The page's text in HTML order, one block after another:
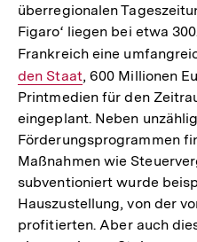
überregionalen
Figaro‘ liegen bei etwa
Frankreich eine
den Staat, 600 Millionen
Printmedien für den
eingeplant. Neben
Förderungsprogrammen
Maßnahmen wie
subventioniert wurde
Hauszustellung, von der
profitierten. Aber auch